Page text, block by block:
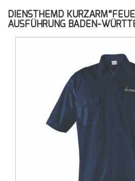
DIENSTHEMD
AUSFÜHRUNG BADEN-